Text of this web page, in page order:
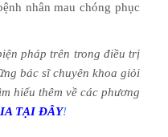
nhân mau chóng phục
pháp trên trong điều trị
bác sĩ chuyên khoa giỏi
hiểu thêm về các phương
TẠI ĐÂY!